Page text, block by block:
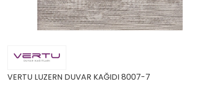
VERTU LUZERN DUVAR KAĞIDI 8007-7